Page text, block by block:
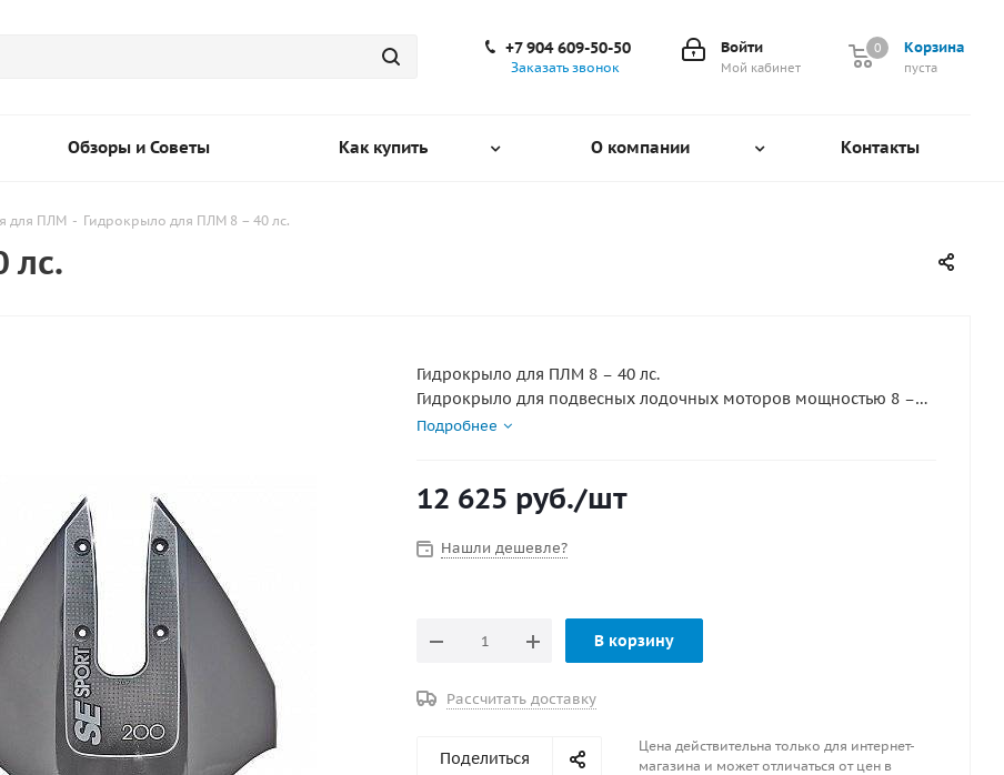
Корзина
0
пуста
0
Войти
Мой кабинет
+7 904 609-50-50
Заказать звонок
Обзоры и Советы Как купить О компании Контакты
для ПЛМ - Гидрокрыло для ПЛМ 8 – 40 лс.
лс.
Гидрокрыло для ПЛМ 8 – 40 лс.
Гидрокрыло для подвесных лодочных моторов мощностью 8 –
40 лс
Подробнее
12 625 руб./шт
Нашли дешевле?
В корзину
Рассчитать доставку
Поделиться
Цена действительна только для интернет-
магазина и может отличаться от цен в